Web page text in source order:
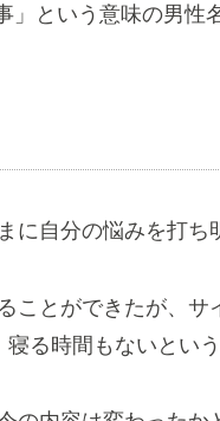
」という意味の男性
に自分の悩みを打ち
ことができたが、サ
る時間もないとい